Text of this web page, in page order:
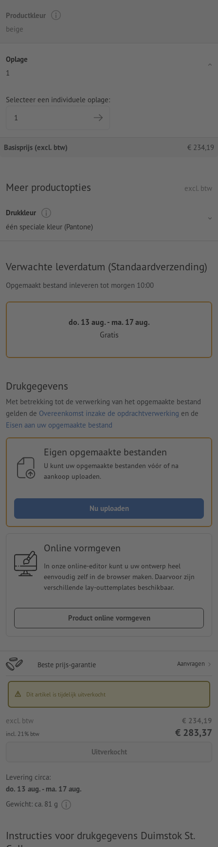
Productkleur
beige
Oplage
1
Selecteer een individuele oplage:
Basisprijs (excl. btw) € 234,19
Meer productopties excl. btw
Drukkleur
één speciale kleur (Pantone)
Verwachte leverdatum (Standaardverzending)
Opgemaakt bestand inleveren tot morgen 10:00
do. 13 aug. - ma. 17 aug.
Gratis
Drukgegevens
Met betrekking tot de verwerking van het opgemaakte bestand
gelden de Overeenkomst inzake de opdrachtverwerking en de
Eisen aan uw opgemaakte bestand
Eigen opgemaakte bestanden
U kunt uw opgemaakte bestanden vóór of na
aankoop uploaden.
Nu uploaden
Online vormgeven
In onze online-editor kunt u uw ontwerp heel
eenvoudig zelf in de browser maken. Daarvoor zijn
verschillende lay-outtemplates beschikbaar.
Product online vormgeven
Beste prijs-garantie Aanvragen
Dit artikel is tijdelijk uitverkocht
excl. btw € 234,19
incl. 21% btw € 283,37
Uitverkocht
Levering circa:
do. 13 aug. - ma. 17 aug.
Gewicht: ca. 81 g
Instructies voor drukgegevens Duimstok St.